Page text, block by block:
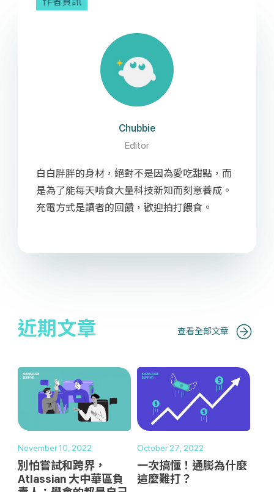
Chubbie
Editor
白白胖胖的身材，絕對不是因為愛吃甜點，而
是為了能每天啃食大量科技新知而刻意養成。
充電方式是讀者的回饋，歡迎拍打餵食。
近期文章 查看全部文章
November 10, 2022
別怕嘗試和跨界，
Atlassian 大中華區負
October 27, 2022
一次搞懂！通膨為什麼
這麼難打？